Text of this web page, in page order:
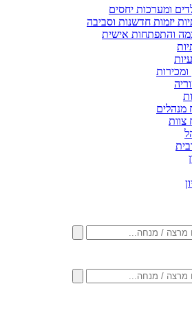
ומערכות יחסים
יזמות חדשנות וסביבה
והתפתחות אישית
מנהלים
צוות